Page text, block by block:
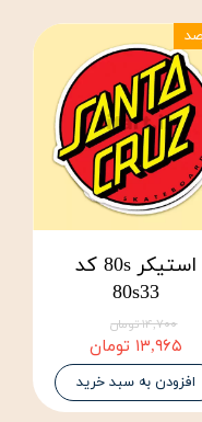
استیکر 80s کد
80s33
۱۴,۷۰۰ تومان
۱۳,۹۶۵ تومان
افزودن به سبد خرید